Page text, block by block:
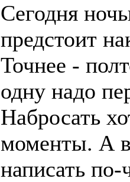
Сегодня
предстоит
Точнее -
одну надо
Набросать
моменты. А
написать